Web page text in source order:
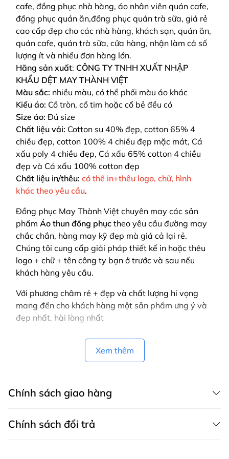
cafe, đồng phục nhà hàng, áo nhân viên quán cafe,
đồng phục quán ăn,đồng phục quán trà sữa, giá rẻ
cao cấp đẹp cho các nhà hàng, khách sạn, quán ăn,
quán cafe, quán trà sữa, cửa hàng, nhận làm cả số
lượng ít và nhiều đơn hàng lớn.
Hãng sản xuất: CÔNG TY TNHH XUẤT NHẬP
KHẨU DỆT MAY THÀNH VIỆT
Màu sắc: nhiều màu, có thể phối màu áo khác
Kiểu áo: Cổ tròn, cổ tim hoặc cổ bẻ đều có
Size áo: Đủ size
Chất liệu vải: Cotton su 40% đẹp, cotton 65% 4
chiều đẹp, cotton 100% 4 chiều đẹp mặc mát, Cá
xấu poly 4 chiều đẹp, Cá xấu 65% cotton 4 chiều
đẹp và Cá xấu 100% cotton đẹp
Chất liệu in/thêu: có thể in+thêu logo, chữ, hình
khác theo yêu cầu.
Đồng phục May Thành Việt chuyên may các sản
phẩm Áo thun đồng phục theo yêu cầu đường may
chắc chắn, hàng may kỹ đẹp mà giá cả lại rẻ.
Chúng tôi cung cấp giải pháp thiết kế in hoặc thêu
logo + chữ + tên công ty bạn ở trước và sau nếu
khách hàng yêu cầu.
Với phương châm rẻ + đẹp và chất lượng hi vọng
mang đến cho khách hàng một sản phẩm ưng ý và
đẹp nhất, hài lòng nhất
Vui lòng liên hệ để được tư vấn! để gửi bảng màu,
mẫu, thiết kế mẫu cho bạn.
Xem thêm
Chính sách giao hàng
CHÍNH SÁCH GIAO HÀNG MAY THÀNH VIỆT có dịch vụ giao hàng tận
Chính sách đổi trả